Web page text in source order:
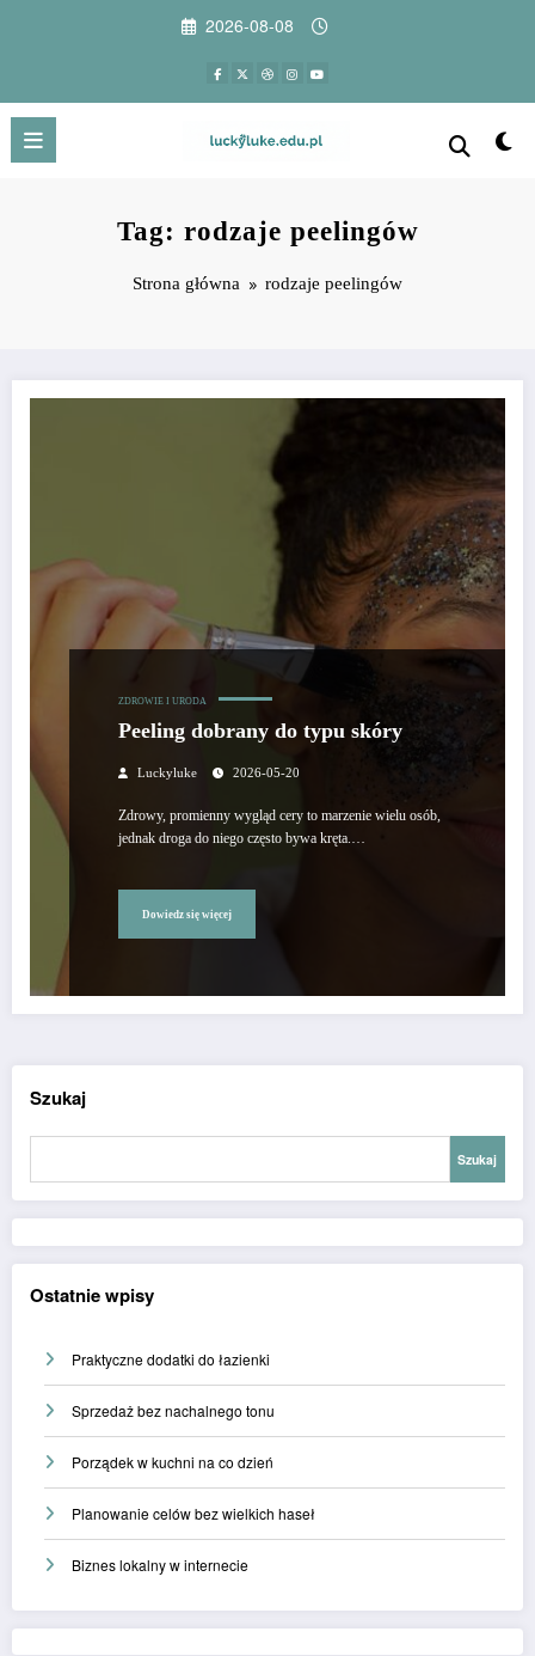
2026-08-08
Tag: rodzaje peelingów
Strona główna rodzaje peelingów
ZDROWIE I URODA
Peeling dobrany do typu skóry
Luckyluke 2026-05-20
Zdrowy, promienny wygląd cery to marzenie wielu osób,
jednak droga do niego często bywa kręta.…
Dowiedz się więcej
Szukaj
Szukaj
Ostatnie wpisy
Praktyczne dodatki do łazienki
Sprzedaż bez nachalnego tonu
Porządek w kuchni na co dzień
Planowanie celów bez wielkich haseł
Biznes lokalny w internecie